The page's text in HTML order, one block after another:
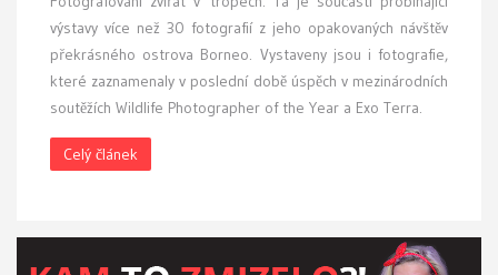
výstavy více než 30 fotografií z jeho opakovaných návštěv
překrásného ostrova Borneo. Vystaveny jsou i fotografie,
které zaznamenaly v poslední době úspěch v mezinárodních
soutěžích Wildlife Photographer of the Year a Exo Terra.
Celý článek